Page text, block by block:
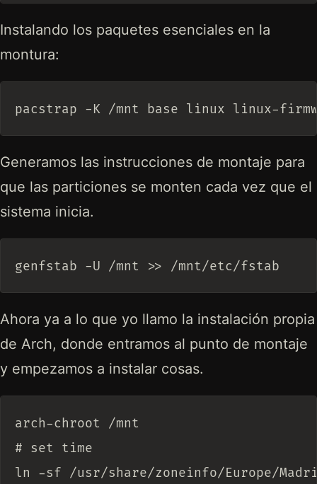
Instalando los paquetes esenciales en la
montura:
Generamos las instrucciones de montaje para
que las particiones se monten cada vez que el
sistema inicia.
Ahora ya a lo que yo llamo la instalación propia
de Arch, donde entramos al punto de montaje
y empezamos a instalar cosas.
arch-chroot /mnt
# set time
ln -sf /usr/share/zoneinfo/Europe/